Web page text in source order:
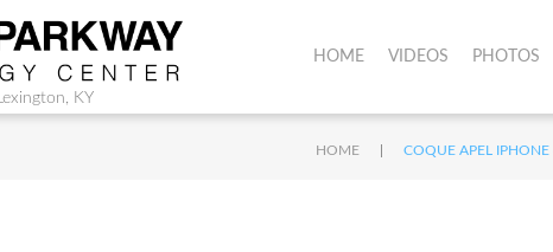
KY
HOME VIDEOS PHOTOS
HOME COQUE APEL IPHONE